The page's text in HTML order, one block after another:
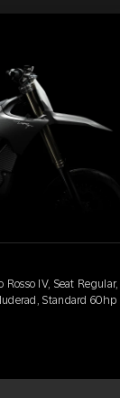
IV, Seat Regular,
Standard 60hp